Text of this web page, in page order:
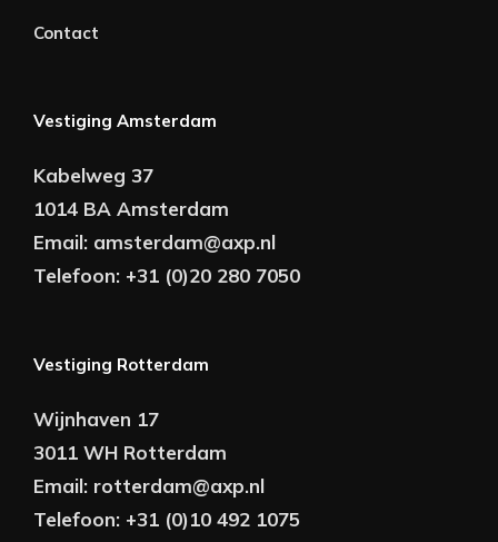
Contact
Vestiging Amsterdam
Kabelweg 37
1014 BA Amsterdam
Email: amsterdam@axp.nl
Telefoon: +31 (0)20 280 7050
Vestiging Rotterdam
Wijnhaven 17
3011 WH Rotterdam
Email: rotterdam@axp.nl
Telefoon: +31 (0)10 492 1075